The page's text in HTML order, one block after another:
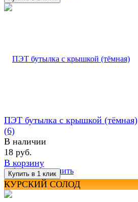
избранное сравнить
ПЭТ бутылка с крышкой (тёмная)
(6)
В наличии
18 руб.
В корзину
КУРСКИЙ СОЛОД